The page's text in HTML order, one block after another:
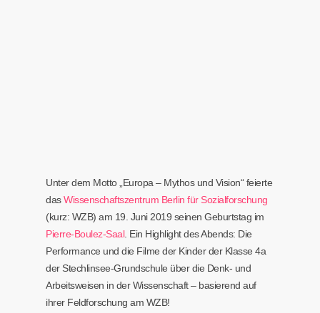
Unter dem Motto „Europa – Mythos und Vision“ feierte
dasWissenschaftszentrum Berlin für Sozialforschung
(kurz: WZB) am 19. Juni 2019 seinen Geburtstag im
Pierre-Boulez-Saal. Ein Highlight des Abends: Die
Performance und die Filme der Kinder der Klasse 4a
der Stechlinsee-Grundschule über die Denk- und
Arbeitsweisen in der Wissenschaft – basierend auf
ihrer Feldforschung am WZB!